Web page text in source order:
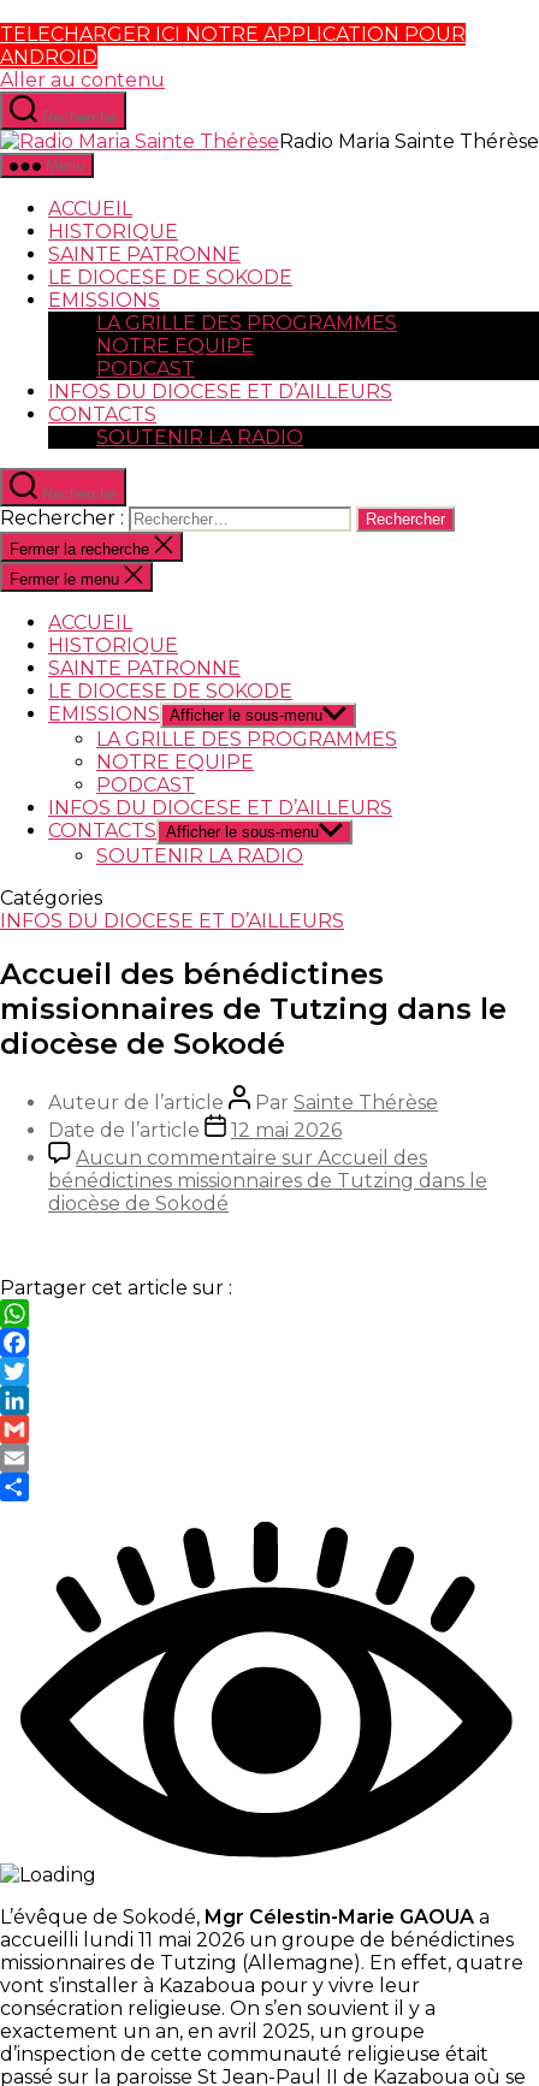
TELECHARGER ICI NOTRE APPLICATION POUR
ANDROID
Aller au contenu
Recherche
Radio Maria Sainte Thérèse
Menu
ACCUEIL
HISTORIQUE
SAINTE PATRONNE
LE DIOCESE DE SOKODE
EMISSIONS
LA GRILLE DES PROGRAMMES
NOTRE EQUIPE
PODCAST
INFOS DU DIOCESE ET D’AILLEURS
CONTACTS
SOUTENIR LA RADIO
Recherche
Rechercher :
Fermer la recherche
Fermer le menu
ACCUEIL
HISTORIQUE
SAINTE PATRONNE
LE DIOCESE DE SOKODE
EMISSIONS Afficher le sous-menu
LA GRILLE DES PROGRAMMES
NOTRE EQUIPE
PODCAST
INFOS DU DIOCESE ET D’AILLEURS
CONTACTS Afficher le sous-menu
SOUTENIR LA RADIO
Catégories
INFOS DU DIOCESE ET D’AILLEURS
Accueil des bénédictines
missionnaires de Tutzing dans le
diocèse de Sokodé
Auteur de l’article Par Sainte Thérèse
Date de l’article
12 mai 2026
Aucun commentaire sur Accueil des
bénédictines missionnaires de Tutzing dans le
diocèse de Sokodé
Partager cet article sur :
WhatsApp
Facebook
Twitter
LinkedIn
Gmail
Email
L’évêque de Sokodé, Mgr Célestin-Marie GAOUA a
accueilli lundi 11 mai 2026 un groupe de bénédictines
missionnaires de Tutzing (Allemagne). En effet, quatre
vont s’installer à Kazaboua pour y vivre leur
consécration religieuse. On s’en souvient il y a
exactement un an, en avril 2025, un groupe
d’inspection de cette communauté religieuse était
passé sur la paroisse St Jean-Paul II de Kazaboua où se